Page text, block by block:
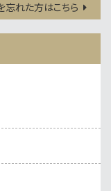
忘れた方はこちら